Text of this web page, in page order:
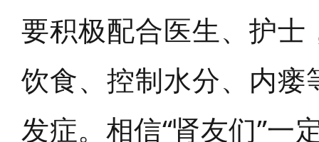
要积极配合医生、护
饮食、控制水分、内
发症。相信“肾友们”一